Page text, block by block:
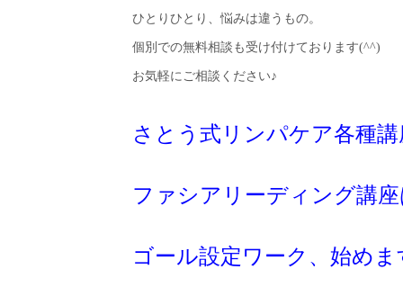
ひとりひとり、悩みは違うもの。
個別での無料相談も受け付けております(^^)
お気軽にご相談ください♪
さとう式リンパケア各種
ファシアリーディング講
ゴール設定ワーク、始めま